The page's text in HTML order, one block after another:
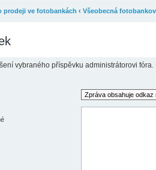
prodeji ve fotobankách ‹ Všeobecná
vybraného příspěvku administrátorovi